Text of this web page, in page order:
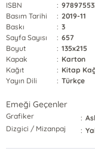
ISBN :
Basım Tarihi
: 2019-11
Baskı
: 3
Sayfa Sayısı
: 657
Boyut
: 135x215
Kapak
: Karton
Kağıt
: Kitap
Yayın Dili
: Türkçe
Emeği Geçenler
Grafiker :
Dizgici / Mizanpaj
: